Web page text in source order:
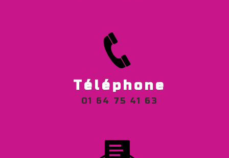
Téléphone
01 64 75 41 63